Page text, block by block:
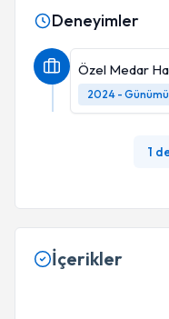
Deneyimler
Özel Medar
2024 -
1
İçerikler